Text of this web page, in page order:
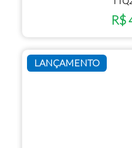
R$
LANÇAMENTO